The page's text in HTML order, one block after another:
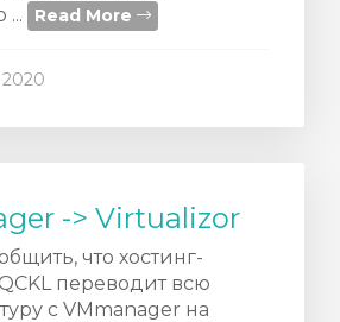
...
Read More
2020
-> Virtualizor
что хостинг-
переводит всю
с VMmanager на